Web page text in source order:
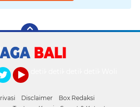
Disclaimer
Box Redaksi